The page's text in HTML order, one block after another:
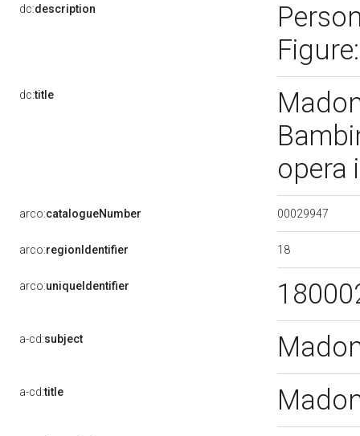
dc:description
dc:title
opera
arco:catalogueNumber 00029947
arco:regionIdentifier 18
arco:uniqueIdentifier
a-cd:subject
a-cd:title